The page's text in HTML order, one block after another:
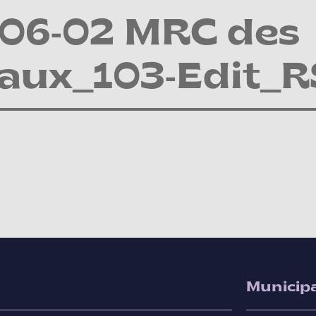
02 MRC des